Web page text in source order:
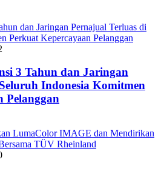
dan Jaringan Pernajual Terluas di
Perkuat Kepercayaan Pelanggan
3 Tahun dan Jaringan
Indonesia Komitmen
Pelanggan
LumaColor IMAGE dan Mendirikan
TÜV Rheinland